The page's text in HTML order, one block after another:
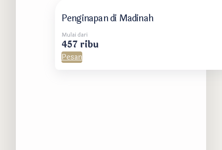
Penginapan di Madinah
Mulai dari
457 ribu
Pesan